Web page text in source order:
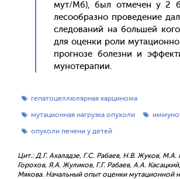
мут/Мб), был от­ме­чен у 2
лесо­об­разно про­веде­ние
сле­дова­ний на боль­шей
для оцен­ки ро­ли
прог­но­зе бо­лез­ни и
му­ноте­рапии.
гепатоцеллюлярная карцинома
мутационная нагрузка опухоли
опухоли печени у детей
Цит.: Д.Г. Ахаладзе, Г.С. Рабаев, Н.В. Жуков,
Горохов, Я.А. Жуликов, Г.Г. Рабаев, А.А.
Мякова. Начальный опыт оценки мутационной